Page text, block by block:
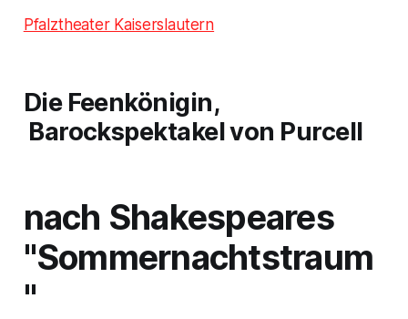
Pfalztheater Kaiserslautern
Die Feenkönigin,
Barockspektakel von Purcell
nach Shakespeares
"Sommernachtstraum
"